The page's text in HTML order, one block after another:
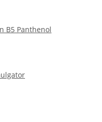
B5 Panthenol